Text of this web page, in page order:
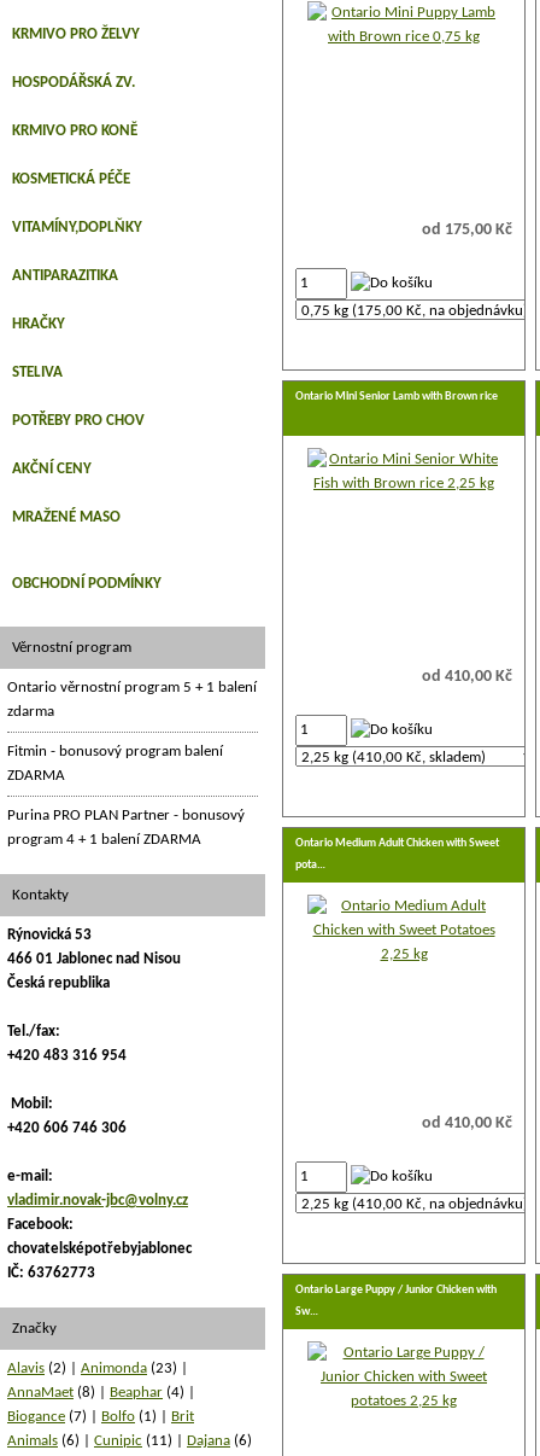
od 175,00 Kč
Ontario Mini Senior Lamb with Brown rice
od 410,00 Kč
Ontario Medium Adult Chicken with Sweet
pota…
od 410,00 Kč
Ontario Large Puppy / Junior Chicken with
Sw…
KRMIVO PRO ŽELVY
HOSPODÁŘSKÁ ZV.
KRMIVO PRO KONĚ
KOSMETICKÁ PÉČE
VITAMÍNY,DOPLŇKY
ANTIPARAZITIKA
HRAČKY
STELIVA
POTŘEBY PRO CHOV
AKČNÍ CENY
MRAŽENÉ MASO
OBCHODNÍ PODMÍNKY
Věrnostní program
Ontario věrnostní program 5 + 1 balení
zdarma
Fitmin - bonusový program balení
ZDARMA
Purina PRO PLAN Partner - bonusový
program 4 + 1 balení ZDARMA
Kontakty
Rýnovická 53
466 01 Jablonec nad Nisou
Česká republika
Tel./fax:
+420 483 316 954
Mobil:
+420 606 746 306
e-mail:
vladimir.novak-jbc@volny.cz
Facebook:
chovatelsképotřebyjablonec
IČ: 63762773
Značky
Alavis (2) Animonda (23)
AnnaMaet (8) Beaphar (4)
Biogance (7) Bolfo (1)
Brit
Animals (6) Cunipic (11) Dajana (6)